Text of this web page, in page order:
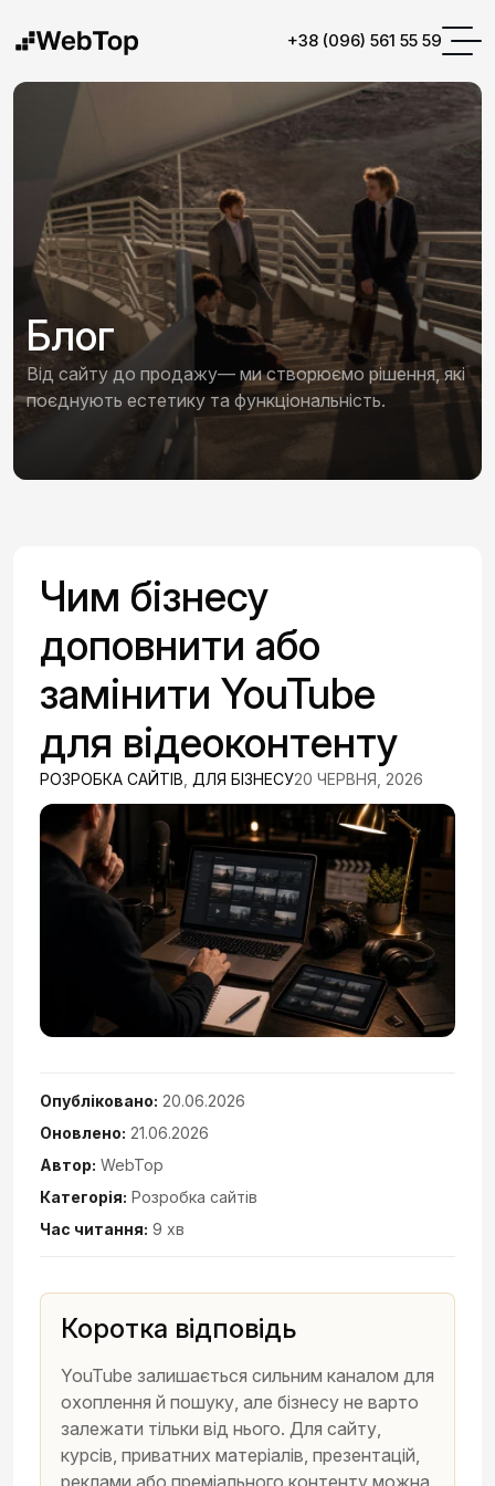
+38 (096) 561 55 59
Блог
Від сайту до продажу— ми створюємо рішення, які
поєднують естетику та функціональність.
Чим бізнесу
доповнити або
замінити YouTube
для відеоконтенту
РОЗРОБКА САЙТІВ ДЛЯ БІЗНЕСУ20 ЧЕРВНЯ, 2026
Опубліковано: 20.06.2026
Оновлено: 21.06.2026
Автор: WebTop
Категорія: Розробка сайтів
Час читання: 9 хв
Коротка відповідь
YouTube залишається сильним каналом для
охоплення й пошуку, але бізнесу не варто
залежати тільки від нього. Для сайту,
курсів, приватних матеріалів, презентацій,